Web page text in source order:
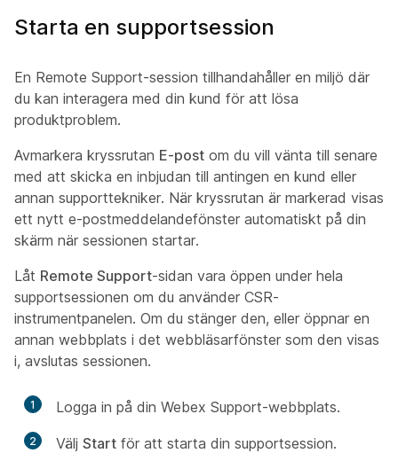
Starta en supportsession
En Remote Support-session tillhandahåller en miljö där
du kan interagera med din kund för att lösa
produktproblem.
Avmarkera kryssrutan E-post om du vill vänta till senare
med att skicka en inbjudan till antingen en kund eller
annan supporttekniker. När kryssrutan är markerad visas
ett nytt e-postmeddelandefönster automatiskt på din
skärm när sessionen startar.
Låt Remote Support-sidan vara öppen under hela
supportsessionen om du använder CSR-
instrumentpanelen. Om du stänger den, eller öppnar en
annan webbplats i det webbläsarfönster som den visas
i, avslutas sessionen.
1 Logga in på din Webex Support-webbplats.
2 Välj Start för att starta din supportsession.